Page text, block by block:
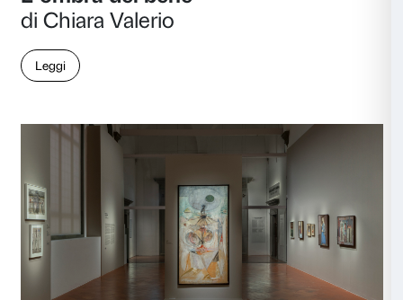
Pubblicato il 27 maggio 2026
Senza titolo
di Riccardo Pedicone